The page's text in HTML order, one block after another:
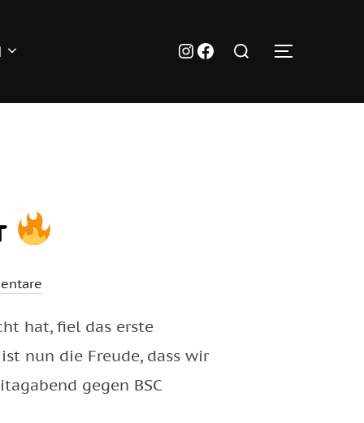
Instagram
Facebook
Suchen
hat, fiel das erste
nun die Freude, dass wir
gegen BSC